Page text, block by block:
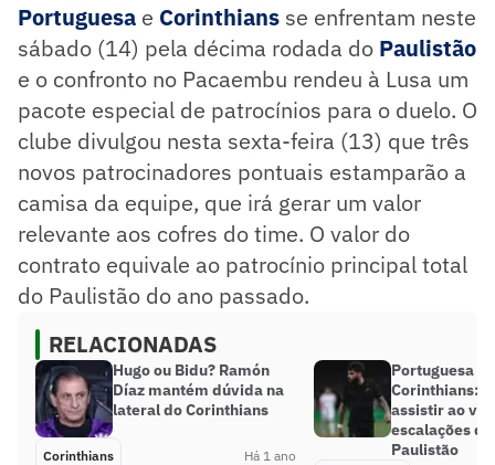
Portuguesa e Corinthians se enfrentam neste
sábado (14) pela décima rodada do Paulistão
e o confronto no Pacaembu rendeu à Lusa um
pacote especial de patrocínios para o duelo. O
clube divulgou nesta sexta-feira (13) que três
novos patrocinadores pontuais estamparão a
camisa da equipe, que irá gerar um valor
relevante aos cofres do time. O valor do
contrato equivale ao patrocínio principal total
do Paulistão do ano passado.
RELACIONADAS
Hugo ou Bidu? Ramón
Díaz mantém dúvida na
lateral do Corinthians
Corinthians Há 1 ano
Portuguesa x
Corinthians:
assistir ao
escalações
Paulistão